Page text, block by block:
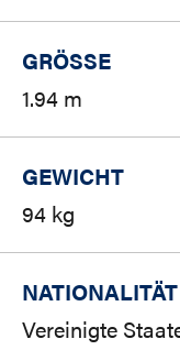
GRÖSSE
1.94 m
GEWICHT
94 kg
NATIONALITÄT
Vereinigte